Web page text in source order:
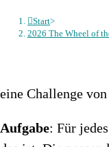
Start>
2026 The Wheel of
eine Challenge von
Aufgabe: Für